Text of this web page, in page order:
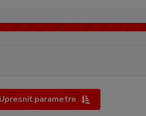
Upresniť parametre